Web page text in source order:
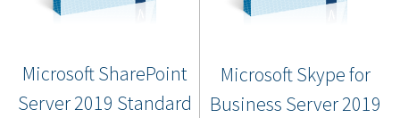
Microsoft SharePoint
Server 2019 Standard
Microsoft Skype for
Business Server 2019